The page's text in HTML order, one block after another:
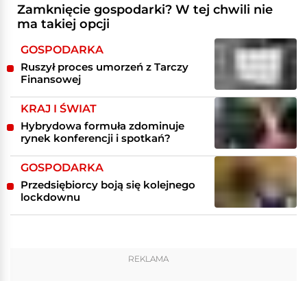
Zamknięcie gospodarki? W tej chwili nie
ma takiej opcji
GOSPODARKA
Ruszył proces umorzeń z Tarczy
Finansowej
KRAJ I ŚWIAT
Hybrydowa formuła zdominuje
rynek konferencji i spotkań?
GOSPODARKA
Przedsiębiorcy boją się kolejnego
lockdownu
REKLAMA